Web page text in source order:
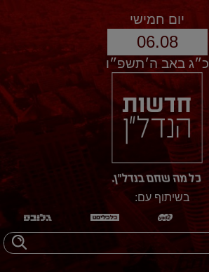
יום חמישי
06.08
כ״ג באב ה׳תשפ״ו
בשיתוף עם: